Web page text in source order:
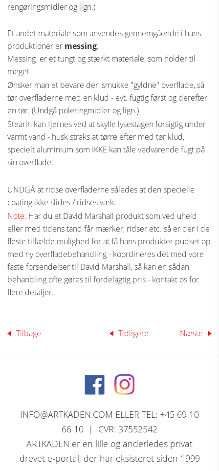
rengøringsmidler og lign.)
Et andet materiale som anvendes gennemgående i hans
produktioner er messing.
Messing er et tungt og stærkt materiale, som holder til
meget.
Ønsker man et bevare den smukke "gyldne" overflade, så
tør overfladerne med en klud - evt. fugtig først og derefter
en tør. (Undgå poleringmidler og lign.)
Stearin kan fjernes ved at skylle lysestagen forsigtig under
varmt vand - husk straks at tørre efter med tør klud,
specielt aluminium som IKKE kan tåle vedvarende fugt på
sin overflade.
UNDGÅ at ridse overfladerne således at den specielle
coating ikke slides / ridses væk.
Note: Har du et David Marshall produkt som ved uheld
eller med tidens tand får mærker, ridser etc. så er der i de
fleste tilfælde mulighed for at få hans produkter pudset op
med ny overfladebehandling - koordineres det med vore
faste forsendelser til David Marshall, så kan en sådan
behandling ofte gøres til fordelagtig pris - kontakt os for
flere detaljer.
Tilbage Tidligere Næste
INFO@ARTKADEN.COM ELLER TEL: +45 69 10
66 10 | CVR: 37552542
ARTKADEN er en lille og anderledes privat
drevet e-portal, der har eksisteret siden 1999